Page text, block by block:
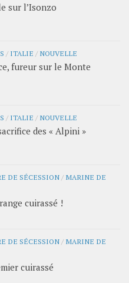
sur l’Isonzo
/ ITALIE / NOUVELLE
fureur sur le Monte
/ ITALIE / NOUVELLE
des « Alpini »
DE SÉCESSION / MARINE DE
cuirassé !
DE SÉCESSION / MARINE DE
cuirassé